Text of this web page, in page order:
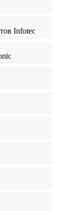
Infotec